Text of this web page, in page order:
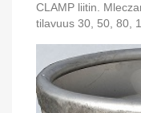
CLAMP liitin.
tilavuus 30, 50, 80,